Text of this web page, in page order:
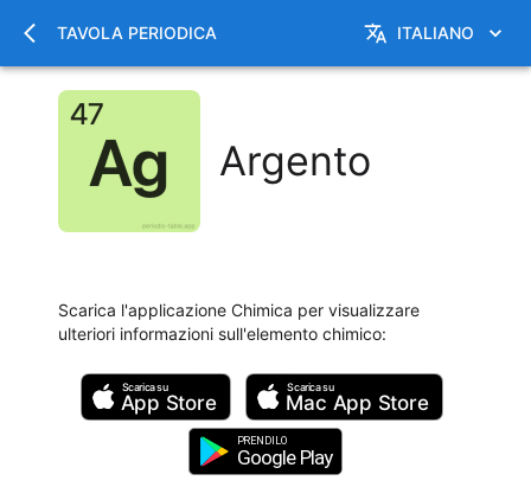
TAVOLA PERIODICA ITALIANO
Argento
Scarica l'applicazione Chimica per visualizzare
ulteriori informazioni sull'elemento chimico:
Scarica su
App Store
Scarica su
Mac App Store
PRENDILO
Google Play